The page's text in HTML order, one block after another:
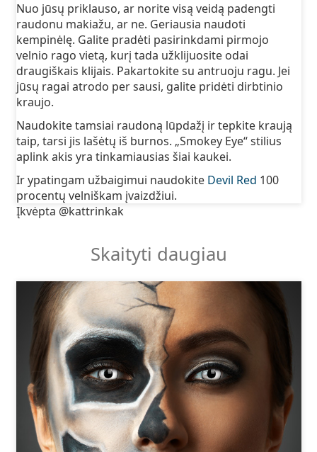
Nuo jūsų priklauso, ar norite visą veidą padengti
raudonu makiažu, ar ne. Geriausia naudoti
kempinėlę. Galite pradėti pasirinkdami pirmojo
velnio rago vietą, kurį tada užklijuosite odai
draugiškais klijais. Pakartokite su antruoju ragu. Jei
jūsų ragai atrodo per sausi, galite pridėti dirbtinio
kraujo.
Naudokite tamsiai raudoną lūpdažį ir tepkite kraują
taip, tarsi jis lašėtų iš burnos. „Smokey Eye“ stilius
aplink akis yra tinkamiausias šiai kaukei.
Ir ypatingam užbaigimui naudokite Devil Red 100
procentų velniškam įvaizdžiui.
Įkvėpta @kattrinkak
Skaityti daugiau